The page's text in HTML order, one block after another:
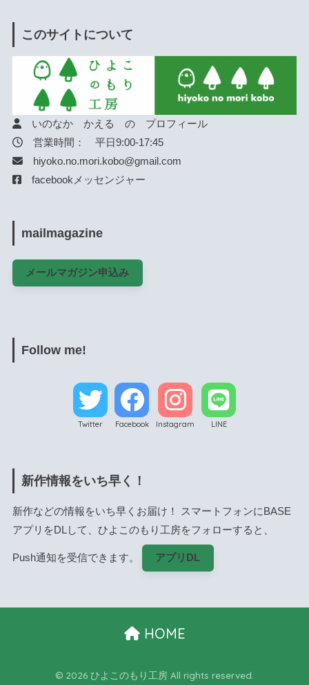
このサイトについて
いのなか かえる の プロフィール
営業時間： 平日9:00-17:45
hiyoko.no.mori.kobo@gmail.com
facebookメッセンジャー
mailmagazine
メールマガジン申込み
Follow me!
Twitter Facebook Instagram LINE
新作情報をいち早く！
新作などの情報をいち早くお届け！ スマートフォンにBASE
アプリをDLして、ひよこのもり工房をフォローすると、
Push通知を受信できます。 アプリDL
HOME
© 2026 ひよこのもり工房 All rights reserved.